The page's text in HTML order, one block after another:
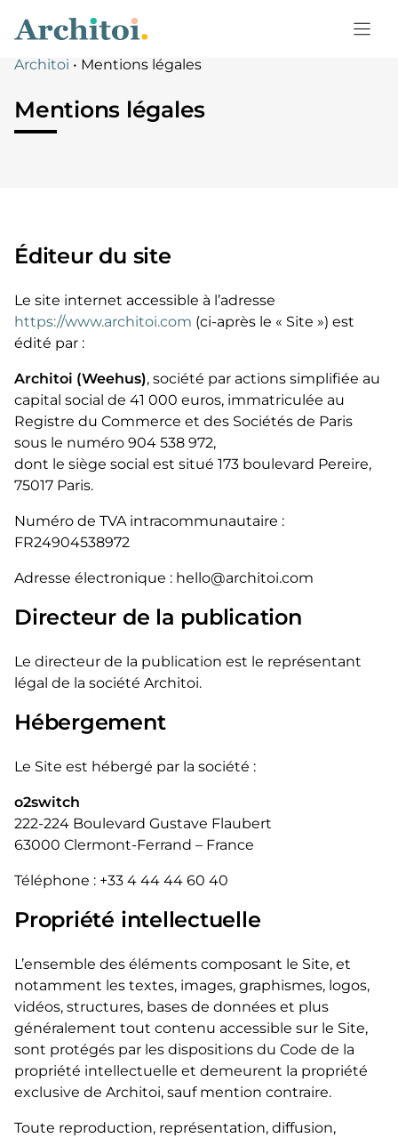
Architoi • Mentions légales
Mentions légales
Éditeur du site
Le site internet accessible à l’adresse
https://www.architoi.com (ci-après le « Site ») est
édité par :
Architoi (Weehus), société par actions simplifiée au
capital social de 41 000 euros, immatriculée au
Registre du Commerce et des Sociétés de Paris
sous le numéro 904 538 972,
dont le siège social est situé 173 boulevard Pereire,
75017 Paris.
Numéro de TVA intracommunautaire :
FR24904538972
Adresse électronique : hello@architoi.com
Directeur de la publication
Le directeur de la publication est le représentant
légal de la société Architoi.
Hébergement
Le Site est hébergé par la société :
o2switch
222-224 Boulevard Gustave Flaubert
63000 Clermont-Ferrand – France
Téléphone : +33 4 44 44 60 40
Propriété intellectuelle
L’ensemble des éléments composant le Site, et
notamment les textes, images, graphismes, logos,
vidéos, structures, bases de données et plus
généralement tout contenu accessible sur le Site,
sont protégés par les dispositions du Code de la
propriété intellectuelle et demeurent la propriété
exclusive de Architoi, sauf mention contraire.
Toute reproduction, représentation, diffusion,